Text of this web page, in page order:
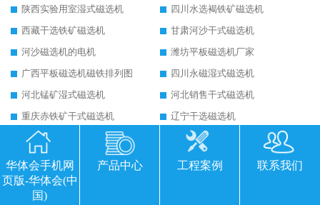
陕西实验用室湿式磁选机
四川水选褐铁矿磁选机
西藏干选铁矿磁选机
甘肃河沙干式磁选机
河沙磁选机的电机
潍坊平板磁选机厂家
广西平板磁选机磁铁排列图
四川永磁湿式磁选机
河北锰矿湿式磁选机
河北销售干式磁选机
重庆赤铁矿干式磁选机
辽宁干选磁选机
山东铁矿干选磁选机
黑龙江湿式平板磁选机
云南平板磁选机选矿注意事项
吉林贫铁矿干选磁选机
陕西新型铁矿磁机视频
山东湿式磁选机质量
华体会手机网
页版-华体会(中
国)
产品中心 工程案例 联系我们